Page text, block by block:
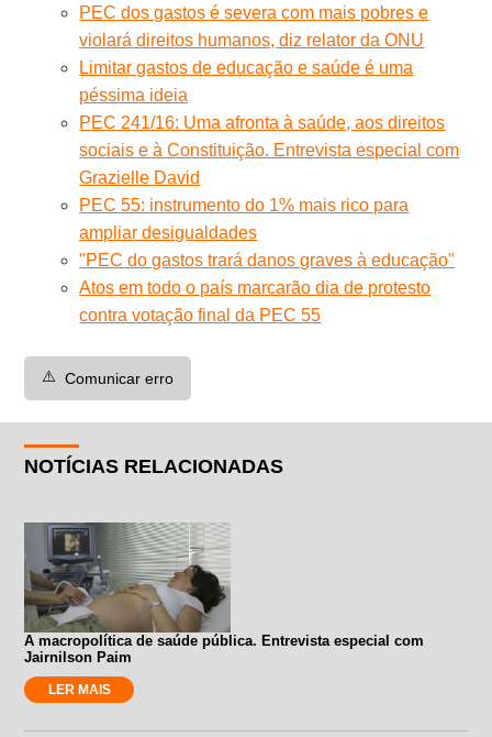
PEC dos gastos é severa com mais pobres e
violará direitos humanos, diz relator da ONU
Limitar gastos de educação e saúde é uma
péssima ideia
PEC 241/16: Uma afronta à saúde, aos direitos
sociais e à Constituição. Entrevista especial com
Grazielle David
PEC 55: instrumento do 1% mais rico para
ampliar desigualdades
"PEC do gastos trará danos graves à educação"
Atos em todo o país marcarão dia de protesto
contra votação final da PEC 55
⚠️ Comunicar erro
NOTÍCIAS RELACIONADAS
A macropolítica de saúde pública. Entrevista especial com
Jairnilson Paim
LER MAIS